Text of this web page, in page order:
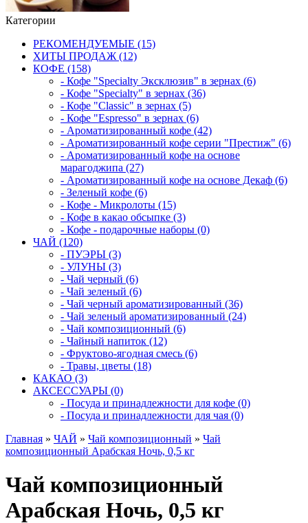
Категории
РЕКОМЕНДУЕМЫЕ (15)
ХИТЫ ПРОДАЖ (12)
КОФЕ (158)
- Кофе "Specialty Эксклюзив" в зернах (6)
- Кофе "Specialty" в зернах (36)
- Кофе "Classic" в зернах (5)
- Кофе "Espresso" в зернах (6)
- Ароматизированный кофе (42)
- Ароматизированный кофе серии "Престиж" (6)
- Ароматизированный кофе на основе
марагоджипа (27)
- Ароматизированный кофе на основе Декаф (6)
- Зеленый кофе (6)
- Кофе - Микролоты (15)
- Кофе в какао обсыпке (3)
- Кофе - подарочные наборы (0)
ЧАЙ (120)
- ПУЭРЫ (3)
- УЛУНЫ (3)
- Чай черный (6)
- Чай зеленый (6)
- Чай черный ароматизированный (36)
- Чай зеленый ароматизированный (24)
- Чай композиционный (6)
- Чайный напиток (12)
- Фруктово-ягодная смесь (6)
- Травы, цветы (18)
КАКАО (3)
АКСЕССУАРЫ (0)
- Посуда и принадлежности для кофе (0)
- Посуда и принадлежности для чая (0)
Главная » ЧАЙ » Чай композиционный » Чай
композиционный Арабская Ночь, 0,5 кг
Чай композиционный
Арабская Ночь, 0,5 кг